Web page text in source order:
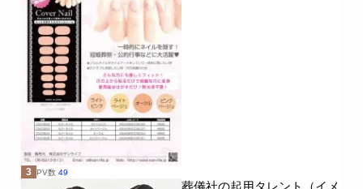
3 PV数 49
葬儀社の起用タレント（イメ